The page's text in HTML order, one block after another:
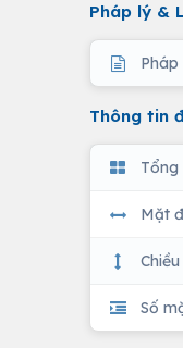
Pháp lý &
Pháp
Thông tin
Tổng
Mặt
Số